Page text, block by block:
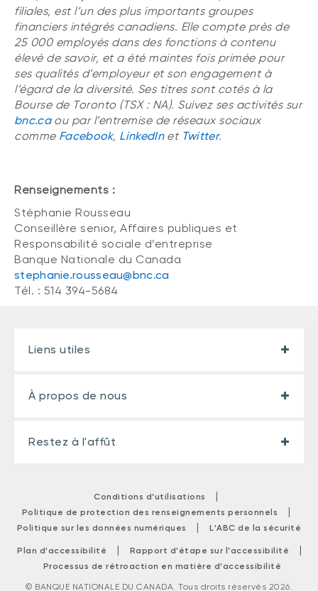
filiales, est l’un des plus importants groupes
financiers intégrés canadiens. Elle compte près de
25 000 employés dans des fonctions à contenu
élevé de savoir, et a été maintes fois primée pour
ses qualités d’employeur et son engagement à
l’égard de la diversité. Ses titres sont cotés à la
Bourse de Toronto (TSX : NA). Suivez ses activités sur
bnc.caou par l’entremise de réseaux sociaux
comme Facebook, LinkedInet Twitter.
Renseignements :
Stéphanie Rousseau
Conseillère senior, Affaires publiques et
Responsabilité sociale d’entreprise
Banque Nationale du Canada
stephanie.rousseau@bnc.ca
Tél. : 514 394-5684
Liens utiles
À propos de nous
Restez à l'affût
Conditions d'utilisations |
Politique de protection des renseignements personnels |
Politique sur les données numériques | L'ABC de la sécurité
Plan d'accessibilité | Rapport d'étape sur l'accessibilité |
Processus de rétroaction en matière d'accessibilité
© BANQUE NATIONALE DU CANADA. Tous droits réservés 2026.